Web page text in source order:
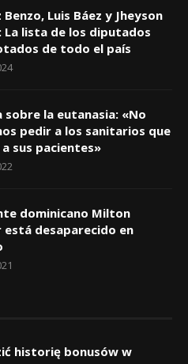
Benzo, Luis Báez y Jheyson
La lista de los diputados
de todo el país
sobre la eutanasia: «No
pedir a los sanitarios que
sus pacientes»
dominicano Milton
está desaparecido en
historię bonusów w